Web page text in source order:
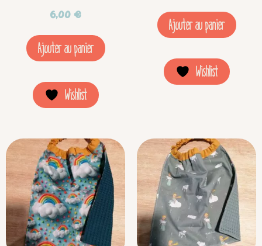
6,00 €
Ajouter au panier
Wishlist
Ajouter au panier
Wishlist